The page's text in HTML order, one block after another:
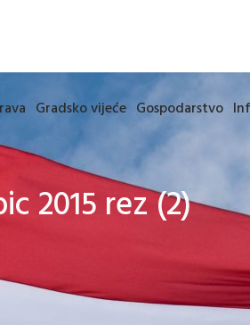
Gradsko vijeće Gospodarstvo
2015 rez (2)